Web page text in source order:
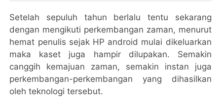
Setelah sepuluh tahun berlalu tentu sekarang
dengan mengikuti perkembangan zaman, menurut
hemat penulis sejak HP android mulai dikeluarkan
maka kaset juga hampir dilupakan. Semakin
canggih kemajuan zaman, semakin instan juga
perkembangan-perkembangan yang dihasilkan
oleh teknologi tersebut.